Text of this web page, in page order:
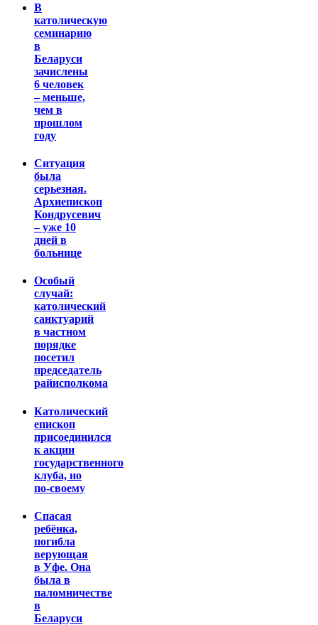
В
католическую
семинарию
в
Беларуси
зачислены
6 человек
– меньше,
чем в
прошлом
году
Ситуация
была
серьезная.
Архиепископ
Кондрусевич
– уже 10
дней в
больнице
Особый
случай:
католический
санктуарий
в частном
порядке
посетил
председатель
райисполкома
Католический
епископ
присоединился
к акции
государственного
клуба, но
по-своему
Спасая
ребёнка,
погибла
верующая
в Уфе. Она
была в
паломничестве
в
Беларуси